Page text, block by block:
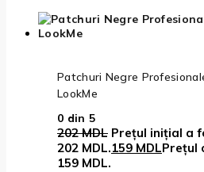
Patchuri Negre
LookMe
0 din 5
202MDL Prețul inițial a
202 MDL.159 MDLPrețul
159 MDL.